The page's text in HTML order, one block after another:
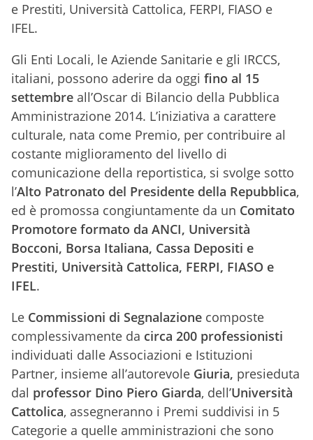
e Prestiti, Università Cattolica, FERPI, FIASO e
IFEL.
Gli Enti Locali, le Aziende Sanitarie e gli IRCCS,
italiani, possono aderire da oggi fino al 15
settembre all’Oscar di Bilancio della Pubblica
Amministrazione 2014. L’iniziativa a carattere
culturale, nata come Premio, per contribuire al
costante miglioramento del livello di
comunicazione della reportistica, si svolge sotto
l’Alto Patronato del Presidente della Repubblica,
ed è promossa congiuntamente da un Comitato
Promotore formato da ANCI, Università
Bocconi, Borsa Italiana, Cassa Depositi e
Prestiti, Università Cattolica, FERPI, FIASO e
IFEL.
Le Commissioni di Segnalazione composte
complessivamente da circa 200 professionisti
individuati dalle Associazioni e Istituzioni
Partner, insieme all’autorevole Giuria, presieduta
dal professor Dino Piero Giarda, dell’Università
Cattolica, assegneranno i Premi suddivisi in 5
Categorie a quelle amministrazioni che sono